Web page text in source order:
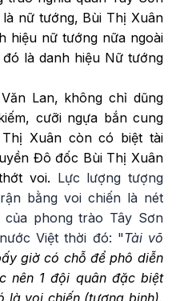
nữ tướng, Bùi Thị Xuân
hiệu nữ tướng nữa ngoài
là danh hiệu Nữ tướng
Lan, không chỉ dũng
cưỡi ngựa bắn cung
Xuân còn có biệt tài
Đô đốc Bùi Thị Xuân
voi. Lực lượng tượng
bằng voi chiến là nét
phong trào Tây Sơn
Việt thời đó: "Tài võ
giờ có chỗ để phô diễn
nên 1 đội quân đặc biệt
là voi chiến (tượng binh).